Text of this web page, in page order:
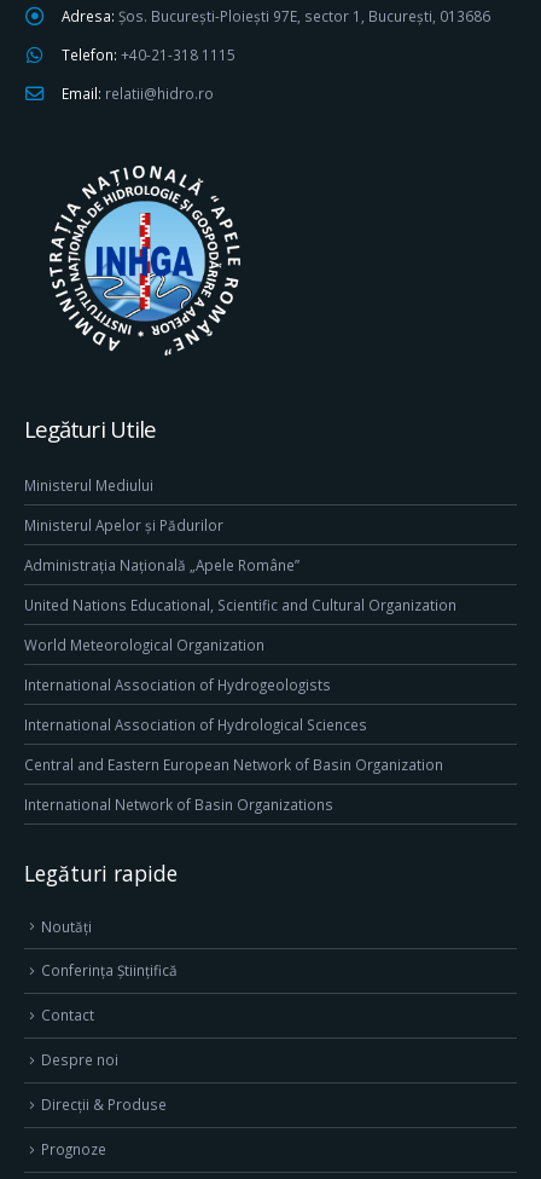
Adresa: Șos. București-Ploiești 97E, sector 1, București, 013686
Telefon: +40-21-318 1115
Email: relatii@hidro.ro
Legături Utile
Ministerul Mediului
Ministerul Apelor și Pădurilor
Administrația Națională „Apele Române”
United Nations Educational, Scientific and Cultural Organization
World Meteorological Organization
International Association of Hydrogeologists
International Association of Hydrological Sciences
Central and Eastern European Network of Basin Organization
International Network of Basin Organizations
Legături rapide
Noutăți
Conferința Științifică
Contact
Despre noi
Direcţii & Produse
Prognoze